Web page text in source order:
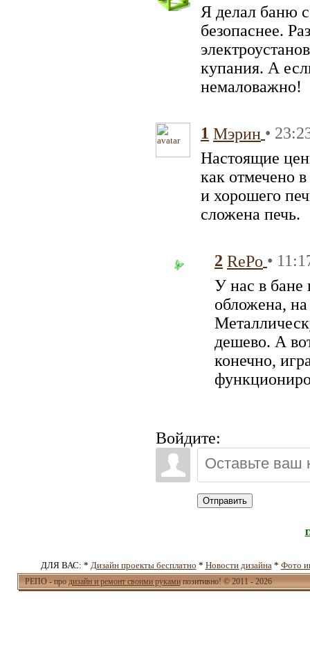
Я делал баню
безопаснее.
купания. А
немаловажно!
1 Мэрин •
Настоящие
как отмечено
и хорошего
сложена печь.
2 RePo •
У нас в бане
обложена,
дешево. А
конечно,
Войдите:
Отправить
ДЛЯ ВАС: * Дизайн проекты бесплатно * Новости дизайна* Фото
РЕПО - продизайн и ремонт своими рукамипозитивно! © 2011 - 2026